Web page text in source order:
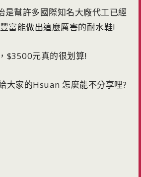
是幫許多國際知名大廠代工已經
富能做出這麼厲害的耐水鞋!
$3500元真的很划算!
大家的Hsuan 怎麼能不分享哩?